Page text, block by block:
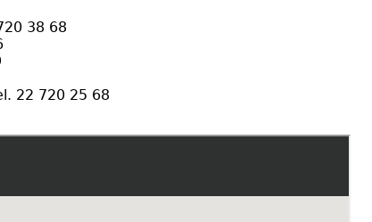
38 68
22 720 25 68